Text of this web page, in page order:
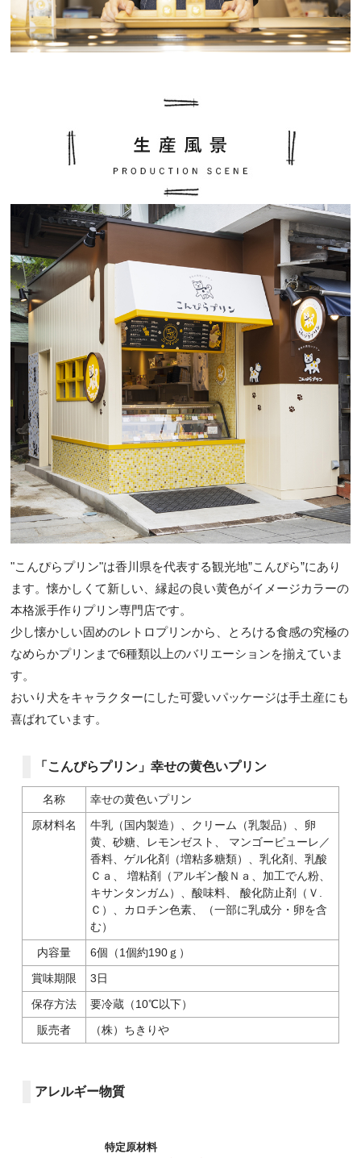
"こんぴらプリン"は香川県を代表する観光地”こんぴら”にあり
ます。懐かしくて新しい、縁起の良い黄色がイメージカラーの
本格派手作りプリン専門店です。
少し懐かしい固めのレトロプリンから、とろける食感の究極の
なめらかプリンまで6種類以上のバリエーションを揃えていま
す。
おいり犬をキャラクターにした可愛いパッケージは手土産にも
喜ばれています。
「こんぴらプリン」幸せの黄色いプリン
名称
幸せの黄色いプリン
原材料名
牛乳（国内製造）、クリーム（乳製品）、卵
黄、砂糖、レモンゼスト、 マンゴーピューレ／
香料、ゲル化剤（増粘多糖類）、乳化剤、乳酸
Ｃａ、 増粘剤（アルギン酸Ｎａ、加工でん粉、
キサンタンガム）、酸味料、 酸化防止剤（Ｖ.
Ｃ）、カロチン色素、（一部に乳成分・卵を含
む）
内容量
6個（1個約190ｇ）
賞味期限
3日
保存方法
要冷蔵（10℃以下）
販売者
（株）ちきりや
アレルギー物質
特定原材料